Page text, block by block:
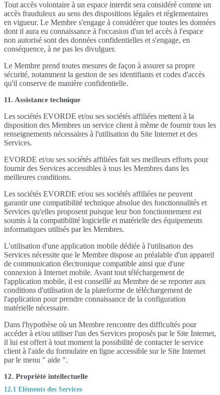
Tout accès volontaire à un espace interdit sera considéré comme un
accès frauduleux au sens des dispositions légales et réglementaires
en vigueur. Le Membre s'engage à considérer que toutes les données
dont il aura eu connaissance à l'occasion d'un tel accès à l'espace
non autorisé sont des données confidentielles et s'engage, en
conséquence, à ne pas les divulguer.
Le Membre prend toutes mesures de façon à assurer sa propre
sécurité, notamment la gestion de ses identifiants et codes d'accès
qu'il conserve de manière confidentielle.
11. Assistance technique
Les sociétés EVORDE et/ou ses sociétés affiliées mettent à la
disposition des Membres un service client à même de fournir tous les
renseignements nécessaires à l'utilisation du Site Internet et des
Services.
EVORDE et/ou ses sociétés affiliées fait ses meilleurs efforts pour
fournir des Services accessibles à tous les Membres dans les
meilleures conditions.
Les sociétés EVORDE et/ou ses sociétés affiliées ne peuvent
garantir une compatibilité technique absolue des fonctionnalités et
Services qu'elles proposent puisque leur bon fonctionnement est
soumis à la compatibilité logicielle et matérielle des équipements
informatiques utilisés par les Membres.
L'utilisation d'une application mobile dédiée à l'utilisation des
Services nécessite que le Membre dispose au préalable d'un appareil
de communication électronique compatible ainsi que d'une
connexion à Internet mobile. Avant tout téléchargement de
l'application mobile, il est conseillé au Membre de se reporter aux
conditions d'utilisation de la plateforme de téléchargement de
l'application pour prendre connaissance de la configuration
matérielle nécessaire.
Dans l'hypothèse où un Membre rencontre des difficultés pour
accéder à et/ou utiliser l'un des Services proposés par le Site Internet,
il lui est offert à tout moment la possibilité de contacter le service
client à l'aide du formulaire en ligne accessible sur le Site Internet
par le menu " aide ".
12. Propriété intellectuelle
12.1 Eléments des Services